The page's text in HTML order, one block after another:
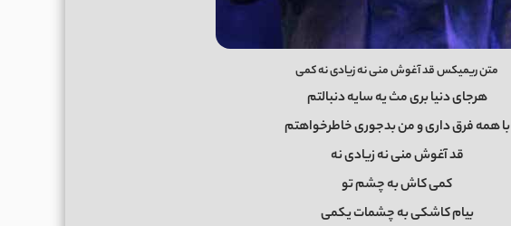
متن ریمیکس قد آغوش منی نه زیادی نه کمی
هرجای دنیا بری مث یه سایه دنبالتم
با همه فرق داری و من بدجوری خاطرخواهتم
قد آغوش منی نه زیادی نه
کمی کاش به چشم تو
بیام کاشکی به چشمات یکمی